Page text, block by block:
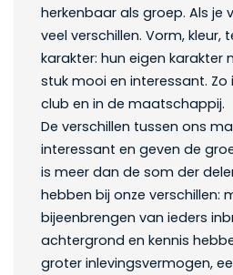
herkenbaar als groep. Als je
veel verschillen. Vorm, kleur,
karakter: hun eigen karakter
stuk mooi en interessant. Zo
club en in de maatschappij.
De verschillen tussen ons
interessant en geven de
is meer dan de som der
hebben bij onze verschillen:
bijeenbrengen van ieders
achtergrond en kennis
groter inlevingsvermogen,